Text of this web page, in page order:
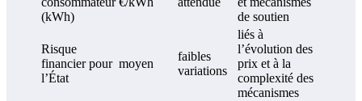
(kWh)
de soutien
Risque
financier pour
l’État
moyen
faibles
variations
liés à
l’évolution des
prix et à la
complexité des
mécanismes